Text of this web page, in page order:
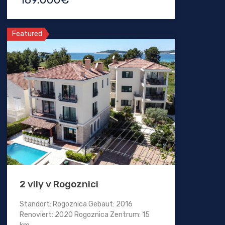
Featured
2 vily v Rogoznici
Standort: Rogoznica Gebaut: 2016
Renoviert: 2020 Rogoznica Zentrum: 15